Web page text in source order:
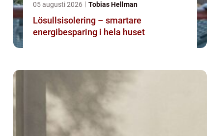
05 augusti 2026 Tobias Hellman
Lösullsisolering – smartare
energibesparing i hela huset